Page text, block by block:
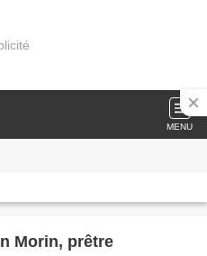
MENU
Morin, prêtre